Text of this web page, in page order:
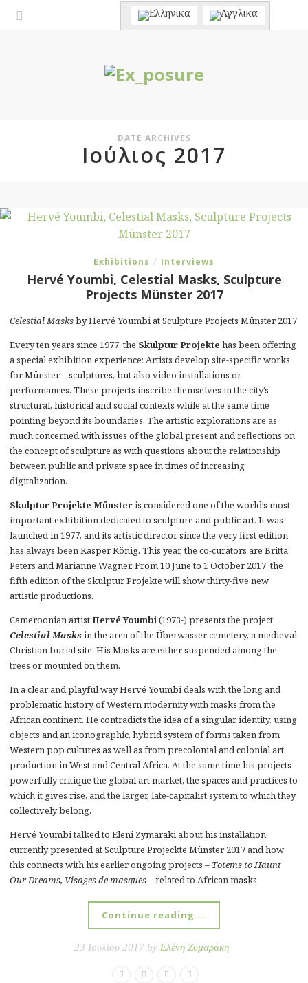
DATE ARCHIVES
Ιούλιος 2017
Exhibitions / Interviews
Hervé Youmbi, Celestial Masks, Sculpture
Projects Münster 2017
Celestial Masksby Hervé Youmbi at Sculpture Projects Münster 2017
Every ten years since 1977, the Skulptur Projekte has been offering
a special exhibition experience: Artists develop site-specific works
for Münster—sculptures, but also video installations or
performances. These projects inscribe themselves in the city’s
structural, historical and social contexts while at the same time
pointing beyond its boundaries. The artistic explorations are as
much concerned with issues of the global present and reflections on
the concept of sculpture as with questions about the relationship
between public and private space in times of increasing
digitalization.
Skulptur Projekte Münsteris considered one of the world’s most
important exhibition dedicated to sculpture and public art. It was
launched in 1977, and its artistic director since the very first edition
has always been Kasper König. This year, the co-curators are Britta
Peters and Marianne Wagner. From 10 June to 1 October 2017, the
fifth edition of the Skulptur Projekte will show thirty-five new
artistic productions.
Cameroonian artistHervé Youmbi(1973-) presents the project
Celestial Masksin the area of the Überwasser cemetery, a medieval
Christian burial site. His Masks are either suspended among the
trees or mounted on them.
In a clear and playful way Hervé Youmbi deals with the long and
problematic history of Western modernity with masks from the
African continent. He contradicts the idea of a singular identity, using
objects and an iconographic, hybrid system of forms taken from
Western pop cultures as well as from precolonial and colonial art
production in West and Central Africa. At the same time his projects
powerfully critique the global art market, the spaces and practices to
which it gives rise, and the larger, late-capitalist system to which they
collectively belong.
Hervé Youmbi talked to Eleni Zymaraki about his installation
currently presented at Sculpture Projeckte Münster 2017 and how
this connects with his earlier ongoing projects – Totems to Haunt
Our Dreams, Visages de masques –related to African masks.
Continue reading …
23 Ιουλίου 2017 by Ελένη Ζυμαράκη